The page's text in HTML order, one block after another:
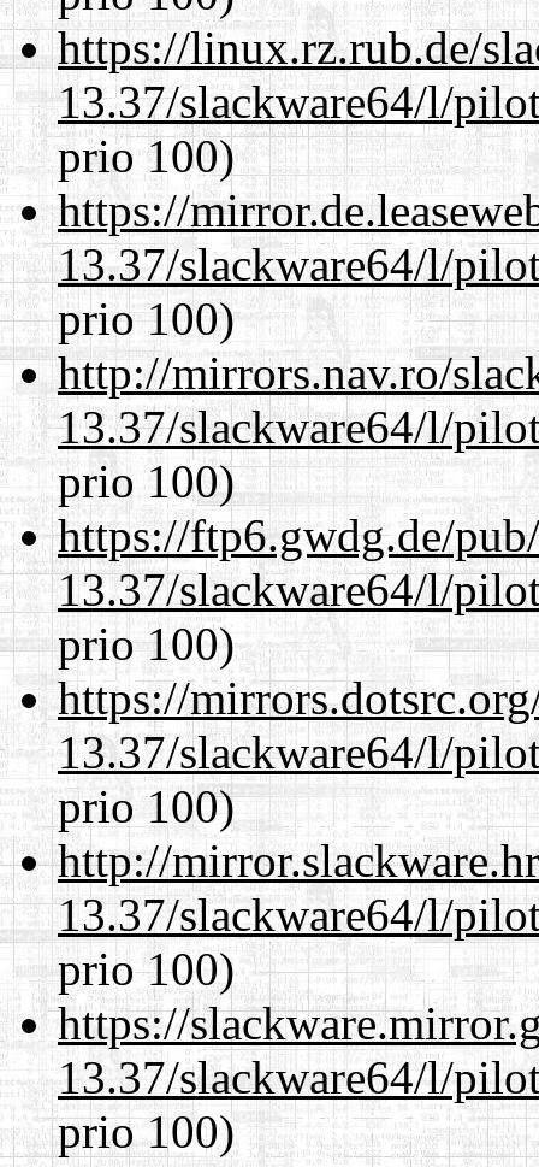
https://linux.rz.rub.de/
13.37/slackware64/l/
prio 100)
https://
13.37/slackware64/l/
prio 100)
http://mirrors.nav.ro/
13.37/slackware64/l/
prio 100)
https://ftp6.gwdg.de/
13.37/slackware64/l/
prio 100)
https://
13.37/slackware64/l/
prio 100)
http://
13.37/slackware64/l/
prio 100)
https://
13.37/slackware64/l/
prio 100)